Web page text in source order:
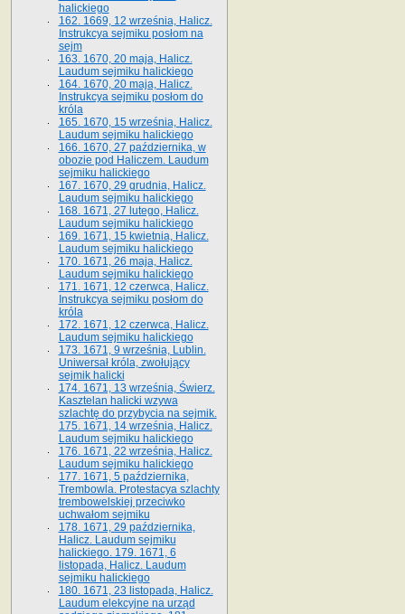
halickiego
162. 1669, 12 września, Halicz.
Instrukcya sejmiku posłom na
sejm
163. 1670, 20 maja, Halicz.
Laudum sejmiku halickiego
164. 1670, 20 maja, Halicz.
Instrukcya sejmiku posłom do
króla
165. 1670, 15 września, Halicz.
Laudum sejmiku halickiego
166. 1670, 27 października, w
obozie pod Haliczem. Laudum
sejmiku halickiego
167. 1670, 29 grudnia, Halicz.
Laudum sejmiku halickiego
168. 1671, 27 lutego, Halicz.
Laudum sejmiku halickiego
169. 1671, 15 kwietnia, Halicz.
Laudum sejmiku halickiego
170. 1671, 26 maja, Halicz.
Laudum sejmiku halickiego
171. 1671, 12 czerwca, Halicz.
Instrukcya sejmiku posłom do
króla
172. 1671, 12 czerwca, Halicz.
Laudum sejmiku halickiego
173. 1671, 9 września, Lublin.
Uniwersał króla, zwołujący
sejmik halicki
174. 1671, 13 września, Świerz.
Kasztelan halicki wzywa
szlachtę do przybycia na sejmik.
175. 1671, 14 września, Halicz.
Laudum sejmiku halickiego
176. 1671, 22 września, Halicz.
Laudum sejmiku halickiego
177. 1671, 5 października,
Trembowla. Protestacya szlachty
trembowelskiej przeciwko
uchwałom sejmiku
178. 1671, 29 października,
Halicz. Laudum sejmiku
halickiego. 179. 1671, 6
listopada, Halicz. Laudum
sejmiku halickiego
180. 1671, 23 listopada, Halicz.
Laudum elekcyjne na urząd